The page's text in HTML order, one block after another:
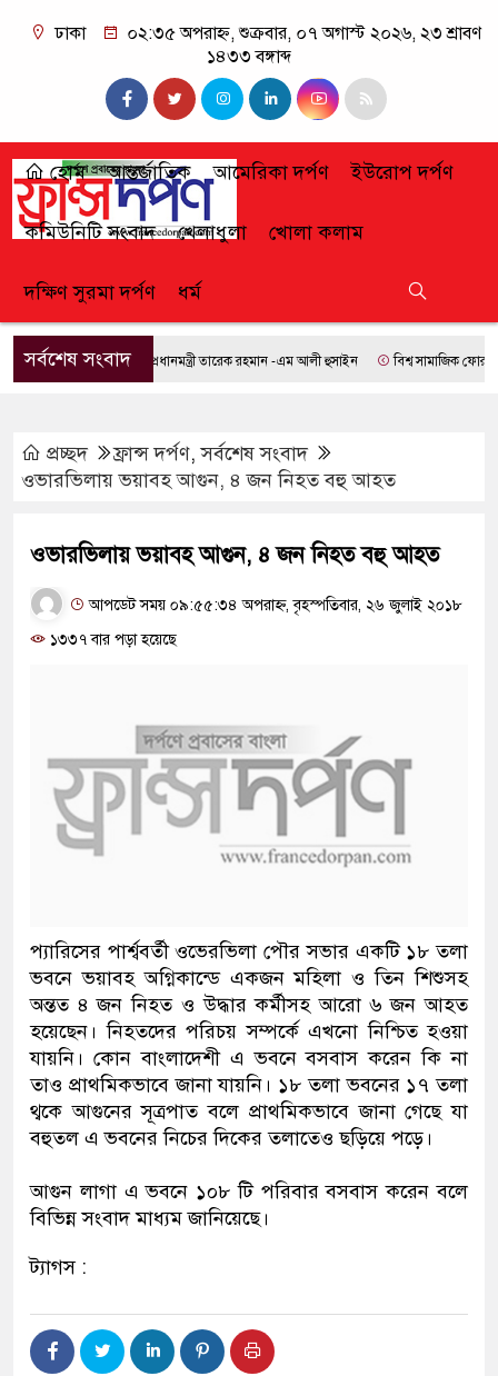
ঢাকা
০২:৩৫ অপরাহ্ন, শুক্রবার, ০৭ অগাস্ট ২০২৬, ২৩ শ্রাবণ
১৪৩৩ বঙ্গাব্দ
হোম আন্তর্জাতিক আমেরিকা দর্পণ ইউরোপ দর্পণ
কমিউনিটি সংবাদ খেলাধুলা খোলা কলাম
দক্ষিণ সুরমা দর্পণ ধর্ম
সর্বশেষ সংবাদপ্রধানমন্ত্রী তারেক রহমান -এম আলী হুসাইন বিশ্ব সামাজিক ফোরামে
প্রচ্ছদ ফ্রান্স দর্পণ,সর্বশেষ সংবাদ
ওভারভিলায় ভয়াবহ আগুন, ৪ জন নিহত বহু আহত
ওভারভিলায় ভয়াবহ আগুন, ৪ জন নিহত বহু আহত
আপডেট সময় ০৯:৫৫:৩৪ অপরাহ্ন, বৃহস্পতিবার, ২৬ জুলাই ২০১৮
১৩৩৭ বার পড়া হয়েছে
প্যারিসের পার্শ্ববর্তী ওভেরভিলা পৌর সভার একটি ১৮ তলা
ভবনে ভয়াবহ অগ্নিকান্ডে একজন মহিলা ও তিন শিশুসহ
অন্তত ৪ জন নিহত ও উদ্ধার কর্মীসহ আরো ৬ জন আহত
হয়েছেন। নিহতদের পরিচয় সম্পর্কে এখনো নিশ্চিত হওয়া
যায়নি। কোন বাংলাদেশী এ ভবনে বসবাস করেন কি না
তাও প্রাথমিকভাবে জানা যায়নি। ১৮ তলা ভবনের ১৭ তলা
থ্বকে আগুনের সূত্রপাত বলে প্রাথমিকভাবে জানা গেছে যা
বহুতল এ ভবনের নিচের দিকের তলাতেও ছড়িয়ে পড়ে।
আগুন লাগা এ ভবনে ১০৮ টি পরিবার বসবাস করেন বলে
বিভিন্ন সংবাদ মাধ্যম জানিয়েছে।
ট্যাগস :